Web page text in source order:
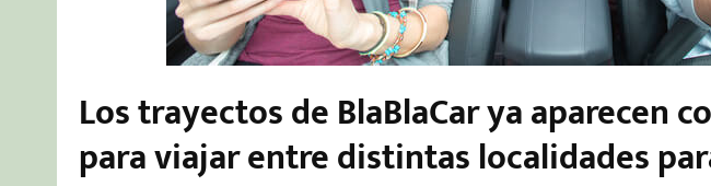
Los trayectos de BlaBlaCar ya aparecen
para viajar entre distintas localidades